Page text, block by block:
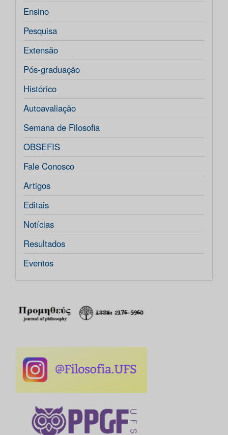
Ensino
Pesquisa
Extensão
Pós-graduação
Histórico
Autoavaliação
Semana de Filosofia
OBSEFIS
Fale Conosco
Artigos
Editais
Notícias
Resultados
Eventos